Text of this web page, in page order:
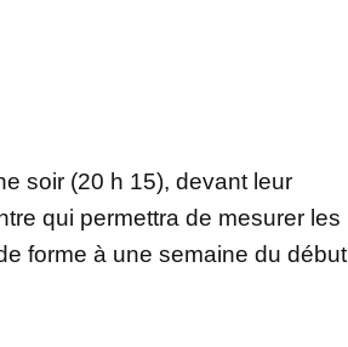
soir (20 h 15), devant leur
qui permettra de mesurer les
forme à une semaine du début